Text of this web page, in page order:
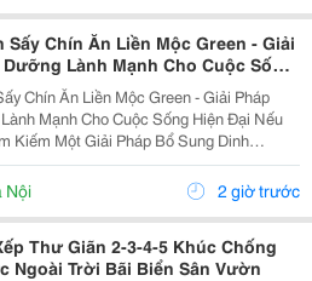
Sấy Chín Ăn Liền Mộc Green - Giải
Lành Mạnh Cho Cuộc Sống
Chín Ăn Liền Mộc Green - Giải Pháp
Mạnh Cho Cuộc Sống Hiện Đại Nếu
Kiếm Một Giải Pháp Bổ Sung Dinh
Ngon, Vừa Tiện Lợi Để Bắt Đầu
Nạp Năng Lượng Sau Giờ Làm Việc,
Nội 2 giờ trước
Thư Giãn 2-3-4-5 Khúc Chống
Ngoài Trời Bãi Biển Sân Vườn